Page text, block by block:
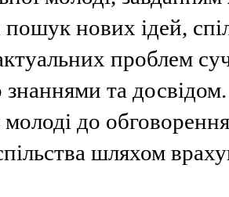
пошук нових ідей,
проблем
знаннями та
молоді до
шляхом